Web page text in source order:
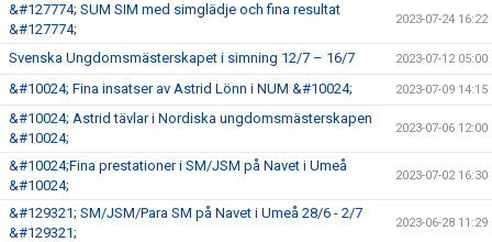
&#127774; SUM SIM med simglädje och fina resultat
&#127774;
2023-07-24 16:22
Svenska Ungdomsmästerskapet i simning 12/7 – 16/7 2023-07-12 05:00
&#10024; Fina insatser av Astrid Lönn i NUM &#10024; 2023-07-09 14:15
&#10024; Astrid tävlar i Nordiska ungdomsmästerskapen
&#10024;
2023-07-06 12:00
&#10024;Fina prestationer i SM/JSM på Navet i Umeå
&#10024;
2023-07-02 16:30
&#129321; SM/JSM/Para SM på Navet i Umeå 28/6 - 2/7
&#129321;
2023-06-28 11:29